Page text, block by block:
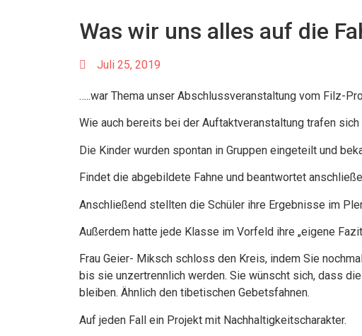
Was wir uns alles auf die
Juli 25, 2019
…..war Thema unser Abschlussveranstaltung vom Filz-
Wie auch bereits bei der Auftaktveranstaltung trafen
Die Kinder wurden spontan in Gruppen eingeteilt und
Findet die abgebildete Fahne und beantwortet
Anschließend stellten die Schüler ihre Ergebnisse im
Außerdem hatte jede Klasse im Vorfeld ihre „eigene
Frau Geier- Miksch schloss den Kreis, indem Sie
bis sie unzertrennlich werden. Sie wünscht sich, dass
bleiben. Ähnlich den tibetischen Gebetsfahnen.
Auf jeden Fall ein Projekt mit Nachhaltigkeitscharakter.